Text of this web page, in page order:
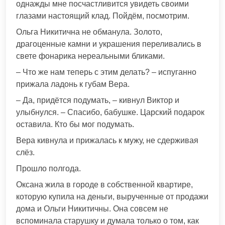
однажды мне посчастливится увидеть своими
глазами настоящий клад. Пойдём, посмотрим.
Ольга Никитична не обманула. Золото,
драгоценные камни и украшения переливались в
свете фонарика нереальными бликами.
– Что же нам теперь с этим делать? – испуганно
прижала ладонь к губам Вера.
– Да, придётся подумать, – кивнул Виктор и
улыбнулся. – Спасибо, бабушке. Царский подарок
оставила. Кто бы мог подумать.
Вера кивнула и прижалась к мужу, не сдерживая
слёз.
Прошло полгода.
Оксана жила в городе в собственной квартире,
которую купила на деньги, вырученные от продажи
дома и Ольги Никитичны. Она совсем не
вспоминала старушку и думала только о том, как